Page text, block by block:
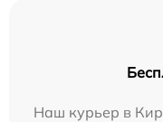
Наш курьер в